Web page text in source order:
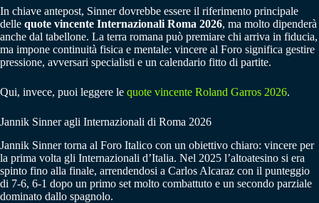
In chiave antepost, Sinner dovrebbe essere il riferimento principale
delle quote vincente Internazionali Roma 2026, ma molto dipenderà
anche dal tabellone. La terra romana può premiare chi arriva in fiducia,
ma impone continuità fisica e mentale: vincere al Foro significa gestire
pressione, avversari specialisti e un calendario fitto di partite.
Qui, invece, puoi leggere le quote vincente Roland Garros 2026.
Jannik Sinner agli Internazionali di Roma 2026
Jannik Sinner torna al Foro Italico con un obiettivo chiaro: vincere per
la prima volta gli Internazionali d’Italia. Nel 2025 l’altoatesino si era
spinto fino alla finale, arrendendosi a Carlos Alcaraz con il punteggio
di 7-6, 6-1 dopo un primo set molto combattuto e un secondo parziale
dominato dallo spagnolo.